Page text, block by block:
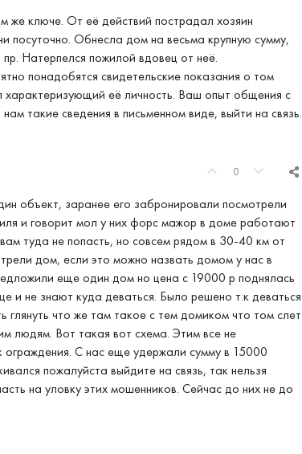
же ключе. От её действий пострадал хозяин
посуточно. Обнесла дом на весьма крупную сумму,
Натерпелся пожилой вдовец от неё.
понадобятся свидетельские показания о том
её личность. Ваш опыт общения с
такие сведения в письменном виде, выйти на связь.
0
объект, заранее его забронировали посмотрели
и говорит мол у них форс мажор в доме работают
туда не попасть, но совсем рядом в 30-40 км от
дом, если это можно назвать домом у нас в
еще один дом но цена с 19000 р поднялась
и не знают куда деваться. Было решено т.к деваться
что же там такое с тем домиком что том слет
людям. Вот такая вот схема. Этим все не
ограждения. С нас еще удержали сумму в 15000
пожалуйста выйдите на связь, так нельзя
на уловку этих мошенников. Сейчас до них не до